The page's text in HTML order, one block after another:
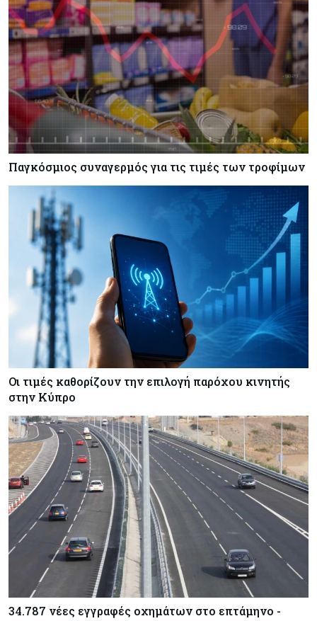
Κόσμος 07-08-2026
Ευρωπαϊκή αυτοκινητοβιομηχανία: Αναζητά
σωσίβιο στην Κίνα
Παγκόσμιος συναγερμός για τις τιμές των τροφίμων
Οι τιμές καθορίζουν την επιλογή παρόχου κινητής
στην Κύπρο
34.787 νέες εγγραφές οχημάτων στο επτάμηνο -